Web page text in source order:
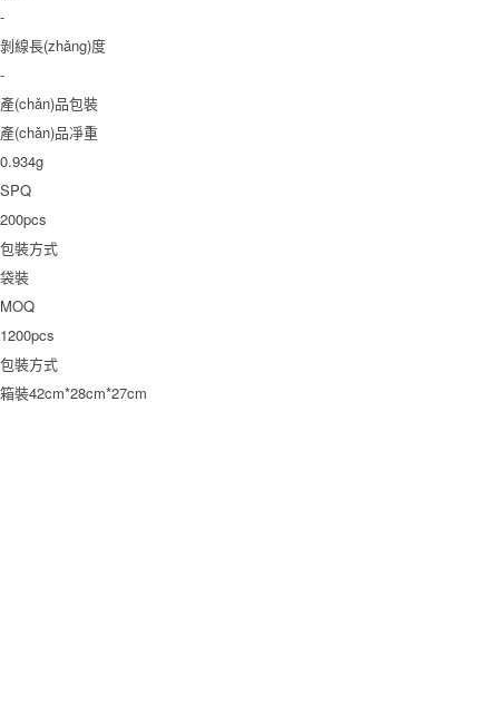
-
剝線長(zhǎng)度
-
產(chǎn)品包裝
產(chǎn)品凈重
0.934g
SPQ
200pcs
包裝方式
袋裝
MOQ
1200pcs
包裝方式
箱裝42cm*28cm*27cm